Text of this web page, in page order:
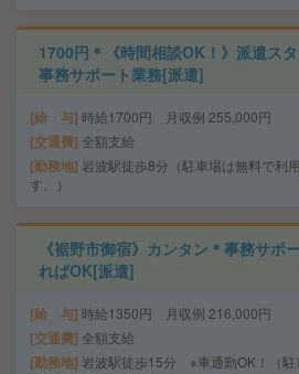
1700円＊《時間相談OK！》派遣ス
事務サポート業務[派遣]
給 与 時給1700円 月収例 255,000円
交通費 全額支給
勤務地 岩波駅徒歩8分（駐車場は無料で利
す。）
《裾野市御宿》カンタン＊事務サポ
ればOK[派遣]
給 与 時給1350円 月収例 216,000円
交通費 全額支給
勤務地 岩波駅徒歩15分 ※車通勤OK！（駐